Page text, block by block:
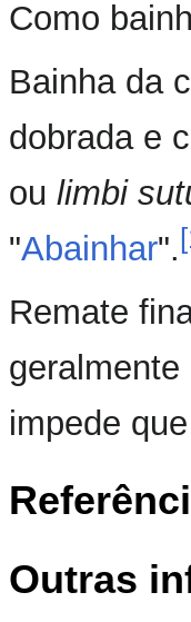
Como
Bainha da
dobrada e
ou limbi
"Abainhar".
Remate
impede
Outras